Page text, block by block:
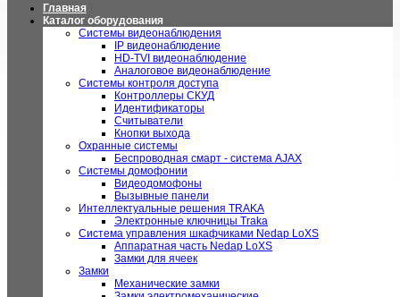
Главная
Каталог оборудования
Системы видеонаблюдения
IP видеонаблюдение
HD-TVI видеонаблюдение
Аналоговое видеонаблюдение
Системы контроля доступа
Контроллеры СКУД
Идентификаторы
Считыватели
Кнопки выхода
Охранные системы
Беспроводная смарт - система AJAX
Системы домофонии
Видеодомофоны
Вызывные панели
Интеллектуальные решения TRAKA
Электронные ключницы Traka
Система управления шкафчиками Nedap LoXS
Аппаратная часть Nedap LoXS
Замки для ячеек
Замки
Механические замки